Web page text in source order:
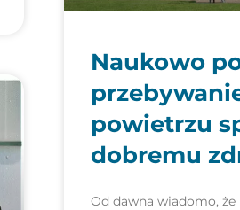
Naukowo
powietrzu
dobremu
Od dawna wiadomo,